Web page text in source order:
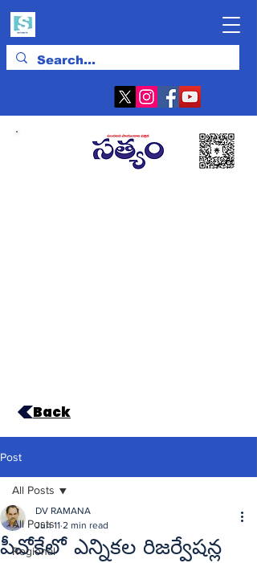
Back
Post
All Posts
Regional
All Posts
పీవోకేలో ఎన్నికల రిజర్వేషన్ల
DV RAMANA
Jun 11 2 min read